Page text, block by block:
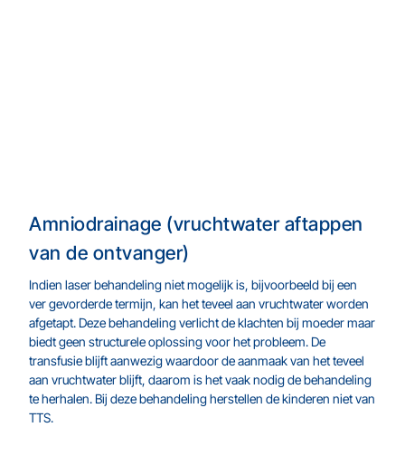
Amniodrainage (vruchtwater aftappen
van de ontvanger)
Indien laser behandeling niet mogelijk is, bijvoorbeeld bij een
ver gevorderde termijn, kan het teveel aan vruchtwater worden
afgetapt. Deze behandeling verlicht de klachten bij moeder maar
biedt geen structurele oplossing voor het probleem. De
transfusie blijft aanwezig waardoor de aanmaak van het teveel
aan vruchtwater blijft, daarom is het vaak nodig de behandeling
te herhalen. Bij deze behandeling herstellen de kinderen niet van
TTS.